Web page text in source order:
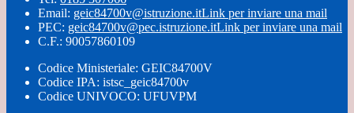
Email: geic84700v@istruzione.itLink per inviare una mail
PEC: geic84700v@pec.istruzione.itLink per inviare una mail
C.F.: 90057860109
Codice Ministeriale: GEIC84700V
Codice IPA: istsc_geic84700v
Codice UNIVOCO: UFUVPM